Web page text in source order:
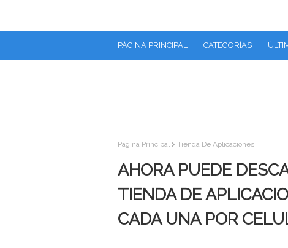
PÁGINA PRINCIPAL CATEGORÍAS
Página Principal Tienda De Aplicaciones
AHORA PUEDE
TIENDA DE
CADA UNA POR